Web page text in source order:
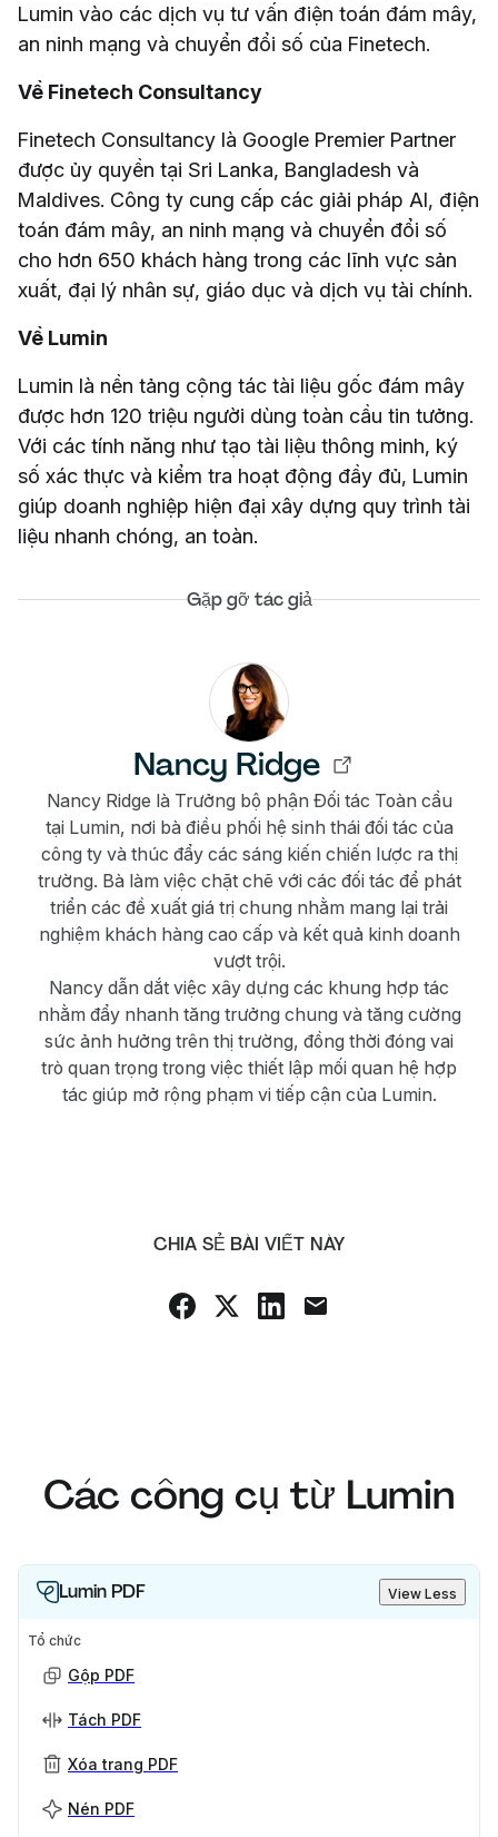
Lumin vào các dịch vụ tư vấn điện toán đám mây,
an ninh mạng và chuyển đổi số của Finetech.
Về Finetech Consultancy
Finetech Consultancy là Google Premier Partner
được ủy quyền tại Sri Lanka, Bangladesh và
Maldives. Công ty cung cấp các giải pháp AI, điện
toán đám mây, an ninh mạng và chuyển đổi số
cho hơn 650 khách hàng trong các lĩnh vực sản
xuất, đại lý nhân sự, giáo dục và dịch vụ tài chính.
Về Lumin
Lumin là nền tảng cộng tác tài liệu gốc đám mây
được hơn 120 triệu người dùng toàn cầu tin tưởng.
Với các tính năng như tạo tài liệu thông minh, ký
số xác thực và kiểm tra hoạt động đầy đủ, Lumin
giúp doanh nghiệp hiện đại xây dựng quy trình tài
liệu nhanh chóng, an toàn.
Gặp gỡ tác giả
Nancy Ridge
Nancy Ridge là Trưởng bộ phận Đối tác Toàn cầu
tại Lumin, nơi bà điều phối hệ sinh thái đối tác của
công ty và thúc đẩy các sáng kiến chiến lược ra thị
trường. Bà làm việc chặt chẽ với các đối tác để phát
triển các đề xuất giá trị chung nhằm mang lại trải
nghiệm khách hàng cao cấp và kết quả kinh doanh
vượt trội.
Nancy dẫn dắt việc xây dựng các khung hợp tác
nhằm đẩy nhanh tăng trưởng chung và tăng cường
sức ảnh hưởng trên thị trường, đồng thời đóng vai
trò quan trọng trong việc thiết lập mối quan hệ hợp
tác giúp mở rộng phạm vi tiếp cận của Lumin.
CHIA SẺ BÀI VIẾT NÀY
Các công cụ từ Lumin
Lumin PDF View Less
Tổ chức
Gộp PDF
Tách PDF
Xóa trang PDF
Nén PDF